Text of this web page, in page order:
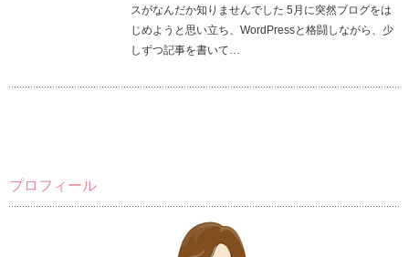
スがなんだか知りませんでした 5月に突然ブログをは
じめようと思い立ち、WordPressと格闘しながら、少
しずつ記事を書いて…
プロフィール